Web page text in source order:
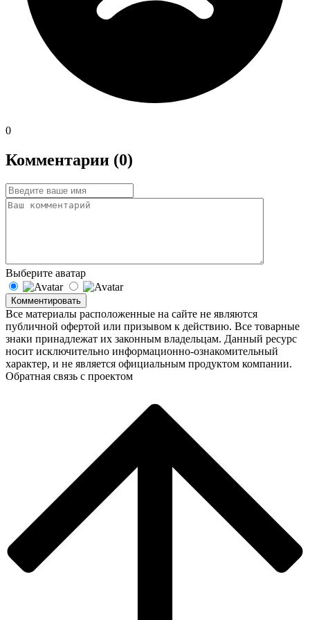
0
Комментарии (0)
Выберите аватар
Комментировать
Все материалы расположенные на сайте не являются
публичной офертой или призывом к действию. Все товарные
знаки принадлежат их законным владельцам. Данный ресурс
носит исключительно информационно-ознакомительный
характер, и не является официальным продуктом компании.
Обратная связь с проектом